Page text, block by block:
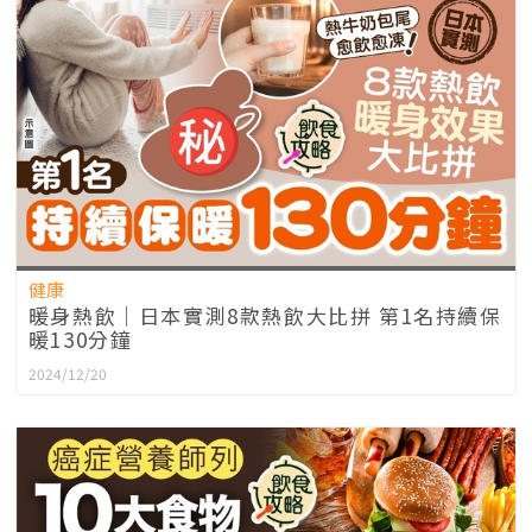
健康
暖身熱飲｜日本實測8款熱飲大比拼 第1名持續保
暖130分鐘
2024/12/20